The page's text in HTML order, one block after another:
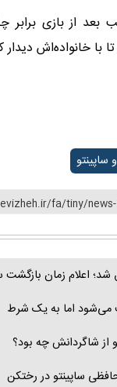
بعد از بازی برابر
خانواده‌اش دیدار
ساپینتو
fa/tiny/
شد؛ اعلام زمان بازگشت
می‌شود اما به یک شرط
از شاگردانش چه بود؟
ساپینتو در رختکن